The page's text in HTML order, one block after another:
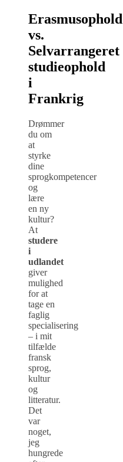
Erasmusophold
vs.
Selvarrangeret
studieophold
i
Frankrig
Drømmer
du om
at
styrke
dine
sprogkompetencer
og
lære
en ny
kultur?
At
studere
i
udlandet
giver
mulighed
for at
tage en
faglig
specialisering
– i mit
tilfælde
fransk
sprog,
kultur
og
litteratur.
Det
var
noget,
jeg
hungrede